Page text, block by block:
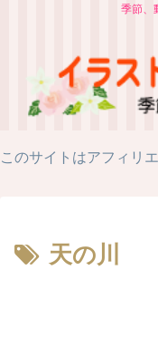
季節、
このサイトはアフィリ
天の川